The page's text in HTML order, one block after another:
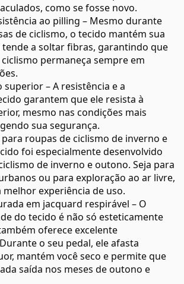
como se fosse novo.
ao pilling – Mesmo durante
de ciclismo, o tecido mantém sua
tende a soltar fibras, garantindo que
permaneça sempre em
superior – A resistência e a
garantem que ele resista à
mesmo nas condições mais
sua segurança.
para roupas de ciclismo de inverno e
foi especialmente desenvolvido
de inverno e outono. Seja para
ou para exploração ao ar livre,
melhor experiência de uso.
em jacquard respirável – O
do tecido é não só esteticamente
oferece excelente
o seu pedal, ele afasta
mantém você seco e permite que
saída nos meses de outono e